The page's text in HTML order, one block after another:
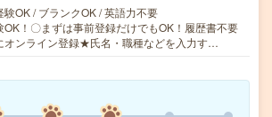
験OK / ブランクOK / 英語力不要
！〇まずは事前登録だけでもOK！履歴書不要
オンライン登録★氏名・職種などを入力す…